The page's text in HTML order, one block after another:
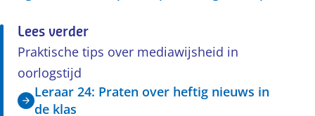
Lees verder
Praktische tips over mediawijsheid in
oorlogstijd
Leraar 24: Praten over heftig nieuws in
de klas